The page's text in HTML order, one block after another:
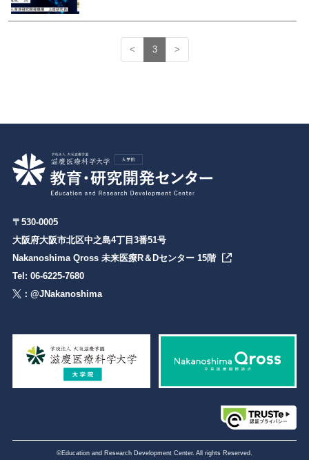
< 3 >
〒530-0005
大阪府大阪市北区中之島4丁目3番51号
Nakanoshima Qross 未来医療R＆Dセンター 15階
Tel: 06-6225-7680
：@JNakanoshima
©Education and Research Development Center. All rights Reserved.